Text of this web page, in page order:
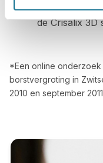
tevreden te zijn
de Crisalix 3D
*Een online
borstvergroting in
2010 en september